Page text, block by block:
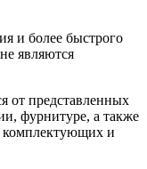
и более быстрого
являются
от представленных
фурнитуре, а также
комплектующих и